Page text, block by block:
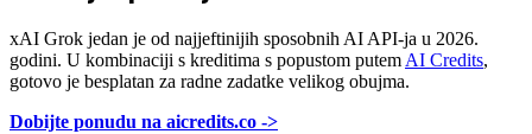
xAI Grok jedan je od najjeftinijih sposobnih AI API-ja u 2026.
godini. U kombinaciji s kreditima s popustom putem AI Credits,
gotovo je besplatan za radne zadatke velikog obujma.
Dobijte ponudu na aicredits.co ->